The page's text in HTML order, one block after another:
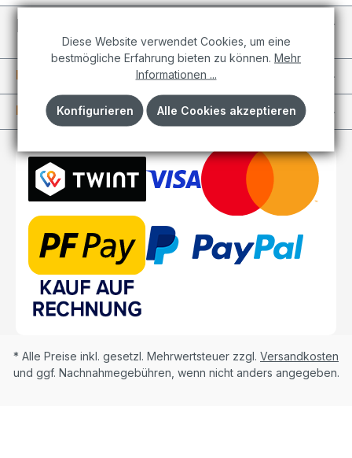
Individuelle Projekte
Informationen
Kundenkonto
* Alle Preise inkl. gesetzl. Mehrwertsteuer zzgl. Versandkosten
und ggf. Nachnahmegebühren, wenn nicht anders angegeben.
Diese Website verwendet Cookies, um eine
bestmögliche Erfahrung bieten zu können. Mehr
Informationen ...
Konfigurieren Alle Cookies akzeptieren